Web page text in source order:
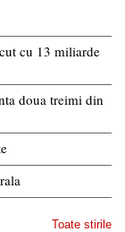
cu 13 miliarde
doua treimi din
Toate stirile